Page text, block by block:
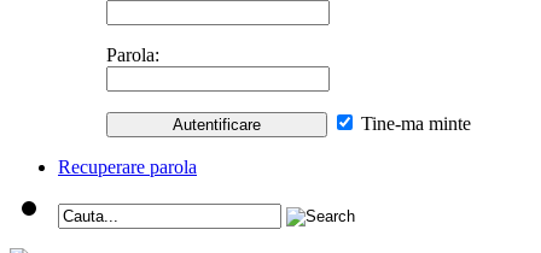
Parola:
Tine-ma minte
Recuperare parola